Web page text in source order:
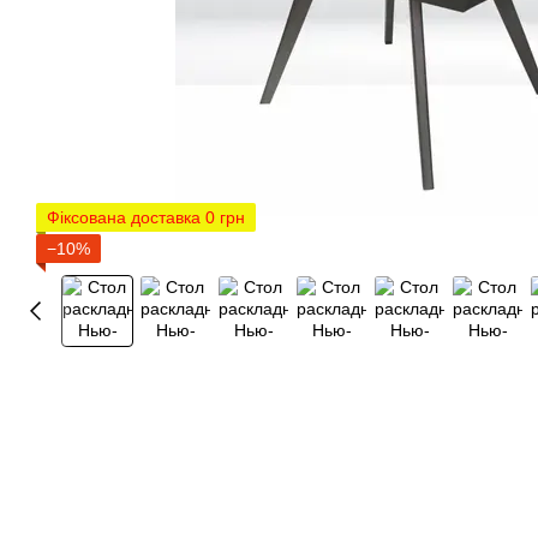
Фіксована доставка 0 грн
−10%